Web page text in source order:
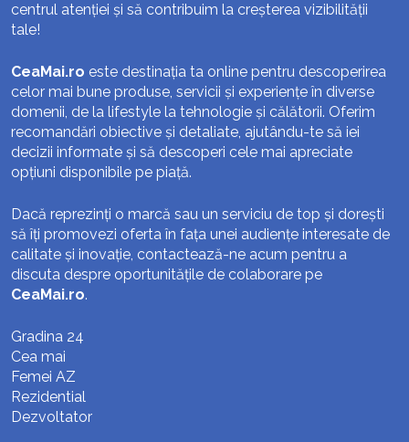
centrul atenției și să contribuim la creșterea vizibilității
tale!
CeaMai.ro este destinația ta online pentru descoperirea
celor mai bune produse, servicii și experiențe în diverse
domenii, de la lifestyle la tehnologie și călătorii. Oferim
recomandări obiective și detaliate, ajutându-te să iei
decizii informate și să descoperi cele mai apreciate
opțiuni disponibile pe piață.
Dacă reprezinți o marcă sau un serviciu de top și dorești
să îți promovezi oferta în fața unei audiențe interesate de
calitate și inovație, contactează-ne acum pentru a
discuta despre oportunitățile de colaborare pe
CeaMai.ro.
Gradina 24
Cea mai
Femei AZ
Rezidential
Dezvoltator